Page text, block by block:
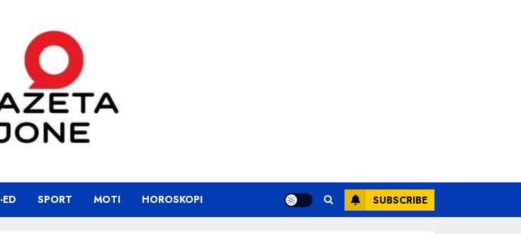
ED SPORT MOTI HOROSKOPI SUBSCRIBE